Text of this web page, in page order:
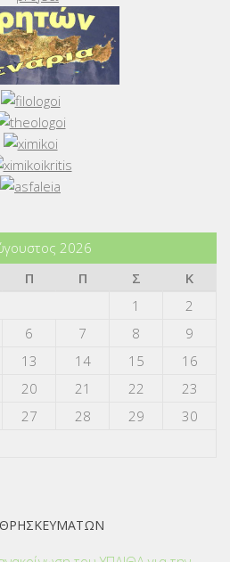
2026
Π Π Σ
Κ
1
2
6 7 8
9
13 14 15
16
20 21 22
23
27 28 29
30
ΘΡΗΣΚΕΥΜΑΤΩΝ